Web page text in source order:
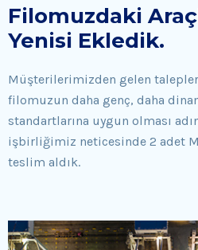
Filomuzdaki
Yenisi Ekledik.
Müşterilerimizden gelen
filomuzun daha genç, daha
standartlarına uygun olması
işbirliğimiz neticesinde 2 adet
teslim aldık.